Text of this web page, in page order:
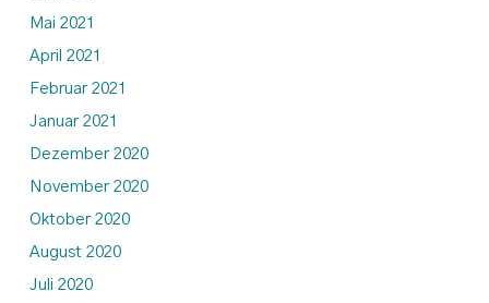
Mai 2021
April 2021
Februar 2021
Januar 2021
Dezember 2020
November 2020
Oktober 2020
August 2020
Juli 2020